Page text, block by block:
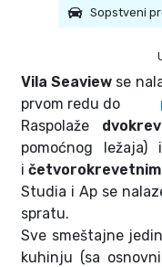
Sopstveni
Vila Seaview se
prvom redu do
Raspolaže
pomoćnog ležaja)
i
Studia i Ap se
spratu.
Sve smeštajne
kuhinju (sa